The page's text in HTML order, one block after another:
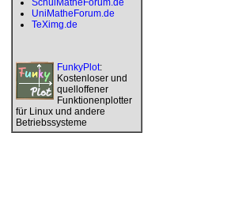
SchulMatheForum.de
UniMatheForum.de
TeXimg.de
FunkyPlot:
Kostenloser und
quelloffener
Funktionenplotter
für Linux und andere
Betriebssysteme